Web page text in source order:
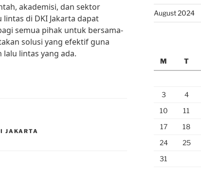
akademisi, dan sektor
di DKI Jakarta dapat
semua pihak untuk bersama-
solusi yang efektif guna
lintas yang ada.
JAKARTA
August 2024
M
T
3
4
10
11
17
18
24
25
31